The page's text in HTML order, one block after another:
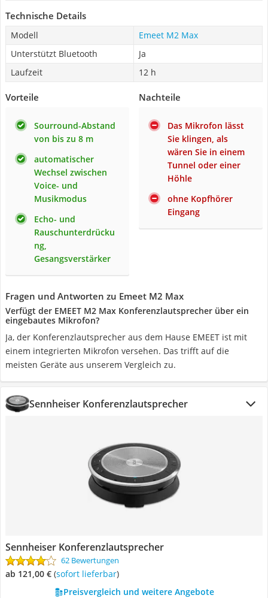
Technische Details
Modell
Emeet M2 Max
Unterstützt Bluetooth
Ja
Laufzeit
12 h
Vorteile
Sourround-Abstand
von bis zu 8 m
automatischer
Wechsel zwischen
Voice- und
Musikmodus
Echo- und
Rauschunterdrücku
ng,
Gesangsverstärker
Nachteile
Das Mikrofon lässt
Sie klingen, als
wären Sie in einem
Tunnel oder einer
Höhle
ohne Kopfhörer
Eingang
Fragen und Antworten zu Emeet M2 Max
Verfügt der EMEET M2 Max Konferenzlautsprecher über ein
eingebautes Mikrofon?
Ja, der Konferenzlautsprecher aus dem Hause EMEET ist mit
einem integrierten Mikrofon versehen. Das trifft auf die
meisten Geräte aus unserem Vergleich zu.
Sennheiser Konferenzlautsprecher
Sennheiser Konferenzlautsprecher
62 Bewertungen
ab 121,00 € ( Sofort lieferbar)
Preisvergleich und weitere Angebote